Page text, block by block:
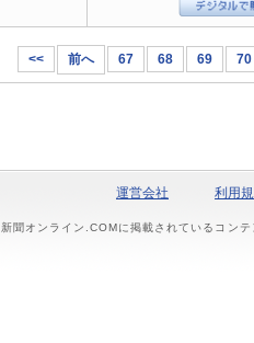
<< 前へ 67 68 69 70
運営会社 利用
新聞オンライン.COMに掲載されているコン